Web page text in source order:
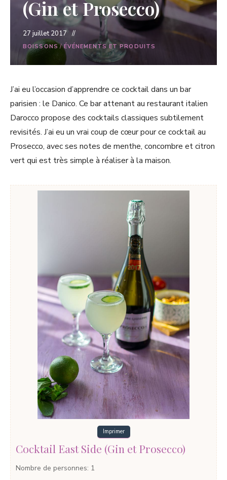
(Gin et Prosecco)
27 juillet 2017
BOISSONS/ÉVÉNEMENTS ET PRODUITS
J’ai eu l’occasion d’apprendre ce cocktail dans un bar
parisien : le Danico. Ce bar attenant au restaurant italien
Darocco propose des cocktails classiques subtilement
revisités. J’ai eu un vrai coup de cœur pour ce cocktail au
Prosecco, avec ses notes de menthe, concombre et citron
vert qui est très simple à réaliser à la maison.
Imprimer
Cocktail East Side (Gin et Prosecco)
Nombre de personnes: 1